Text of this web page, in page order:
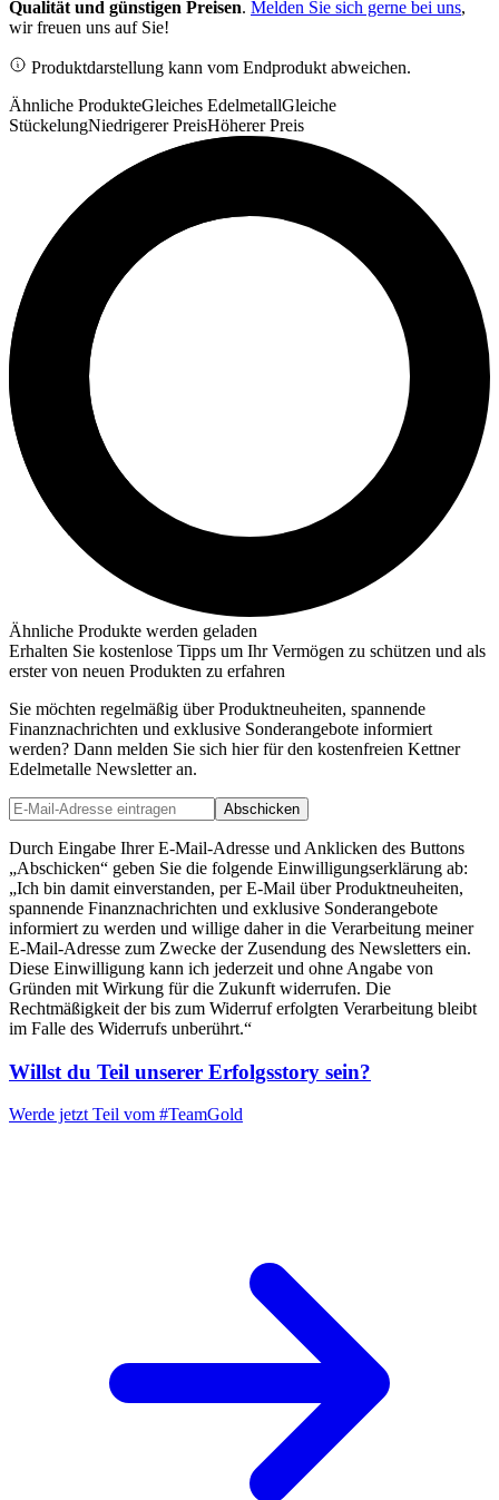
Qualität und günstigen Preisen. Melden Sie sich gerne bei uns,
wir freuen uns auf Sie!
Produktdarstellung kann vom Endprodukt abweichen.
Ähnliche ProdukteGleiches EdelmetallGleiche
StückelungNiedrigerer PreisHöherer Preis
Ähnliche Produkte werden geladen
Erhalten Sie kostenlose Tipps um Ihr Vermögen zu schützen und als
erster von neuen Produkten zu erfahren
Sie möchten regelmäßig über Produktneuheiten, spannende
Finanznachrichten und exklusive Sonderangebote informiert
werden? Dann melden Sie sich hier für den kostenfreien Kettner
Edelmetalle Newsletter an.
Abschicken
Durch Eingabe Ihrer E-Mail-Adresse und Anklicken des Buttons
„Abschicken“ geben Sie die folgende Einwilligungserklärung ab:
„Ich bin damit einverstanden, per E-Mail über Produktneuheiten,
spannende Finanznachrichten und exklusive Sonderangebote
informiert zu werden und willige daher in die Verarbeitung meiner
E-Mail-Adresse zum Zwecke der Zusendung des Newsletters ein.
Diese Einwilligung kann ich jederzeit und ohne Angabe von
Gründen mit Wirkung für die Zukunft widerrufen. Die
Rechtmäßigkeit der bis zum Widerruf erfolgten Verarbeitung bleibt
im Falle des Widerrufs unberührt.“
Willst du Teil unserer Erfolgsstory sein?
Werde jetzt Teil vom #TeamGold